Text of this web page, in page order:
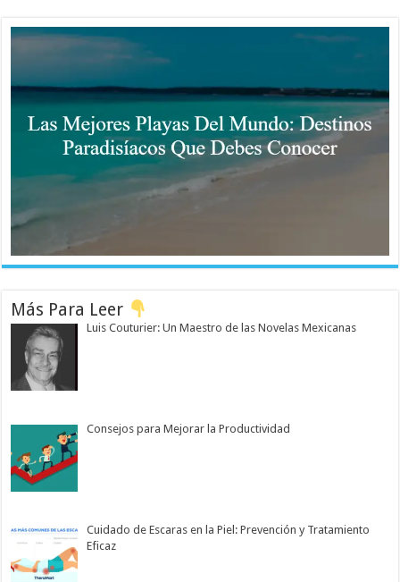
Más Para Leer
Luis Couturier: Un Maestro de las Novelas Mexicanas
Consejos para Mejorar la Productividad
Cuidado de Escaras en la Piel: Prevención y Tratamiento
Eficaz